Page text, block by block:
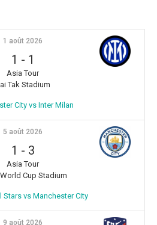
1 août 2026
1 - 1
Asia Tour
Tak Stadium
City vs Inter Milan
5 août 2026
1 - 3
Asia Tour
Cup Stadium
Stars vs Manchester City
9 août 2026